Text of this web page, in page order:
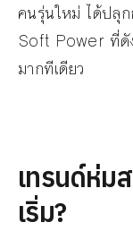
คนรุ่นใหม่ ได้ปลุ
Soft Power ที่ดั
มากทีเดียว
เทรนด์ห่ม
เริ่ม?